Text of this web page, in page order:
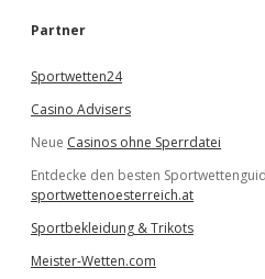
e
Partner
Sportwetten24
Casino Advisers
Neue Casinos ohne Sperrdatei
Entdecke den besten
sportwettenoesterreich.at
Sportbekleidung & Trikots
Meister-Wetten.com